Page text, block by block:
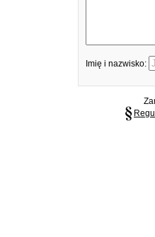
Imię i nazwisko: